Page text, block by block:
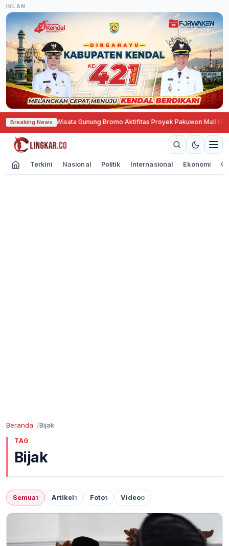
IKLAN
Breaking News
Total Akses Wisata Gunung Bromo·Aktifitas Proyek Pakuwon Mall
Terkini Nasional Politik Internasional Ekonomi
Beranda Bijak
TAG
Bijak
Semua1 Artikel1 Foto1 Video0